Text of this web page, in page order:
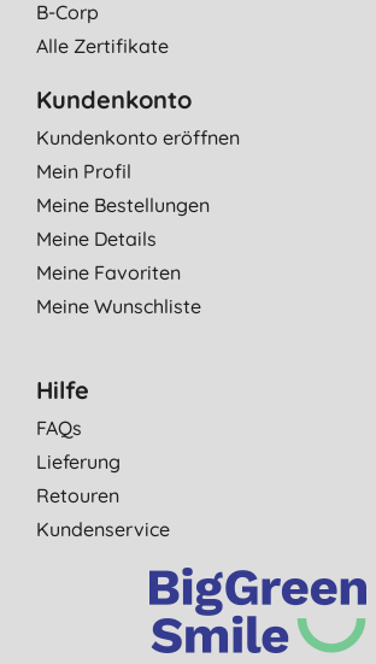
B-Corp
Alle Zertifikate
Kundenkonto
Kundenkonto eröffnen
Mein Profil
Meine Bestellungen
Meine Details
Meine Favoriten
Meine Wunschliste
Hilfe
FAQs
Lieferung
Retouren
Kundenservice